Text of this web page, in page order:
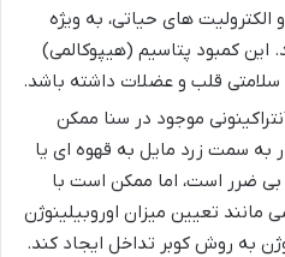
های حیاتی، به ویژه
این کمبود پتاسیم (هیپوکالمی)
سلامتی قلب و عضلات داشته باشد.
موجود در سنا ممکن
به سمت زرد مایل به قهوه ای یا
بی ضرر است، اما ممکن است با
تعیین میزان اوروبیلینوژن
به روش کوبر تداخل ایجاد کند.